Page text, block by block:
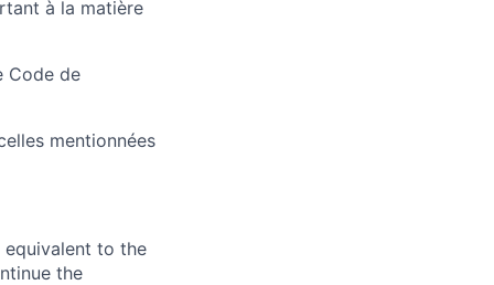
à la matière
Code de
mentionnées
to the
the